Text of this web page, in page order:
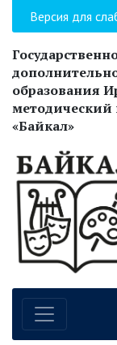
Версия для
образования
методический
«Байкал»